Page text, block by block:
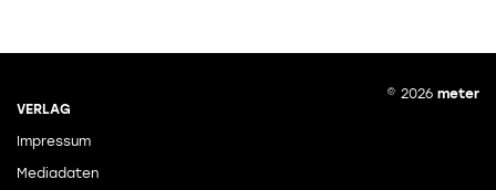
VERLAG
Impressum
Mediadaten
© 2026 meter